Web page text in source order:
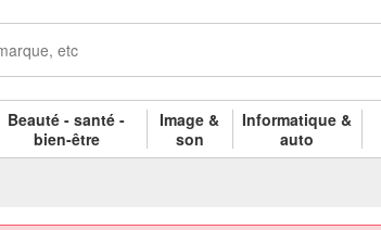
Beauté - santé -
bien-être
Image &
son
Informatique &
auto